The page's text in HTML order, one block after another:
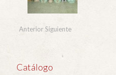
AnteriorSiguiente
Catálogo